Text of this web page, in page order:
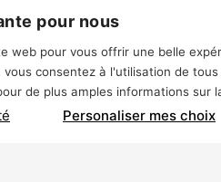
pour nous
web pour vous offrir une belle
consentez à l'utilisation de
de plus amples informations sur
Personaliser mes choix